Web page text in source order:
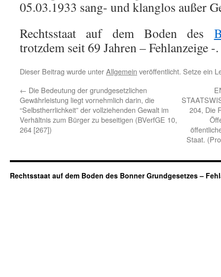
05.03.1933 sang- und klanglos außer
Rechtsstaat auf dem Boden des
trotzdem seit 69 Jahren – Fehlanzeige -.
Dieser Beitrag wurde unterAllgemein veröffentlicht. Setze ein
← Die Bedeutung der grundgesetzlichen
Gewährleistung liegt vornehmlich darin, die
“Selbstherrlichkeit” der vollziehenden Gewalt im
Verhältnis zum Bürger zu beseitigen (BVerfGE 10,
264 [267])
204, Die
Staat.
Rechtsstaat auf dem Boden des Bonner Grundgesetzes –